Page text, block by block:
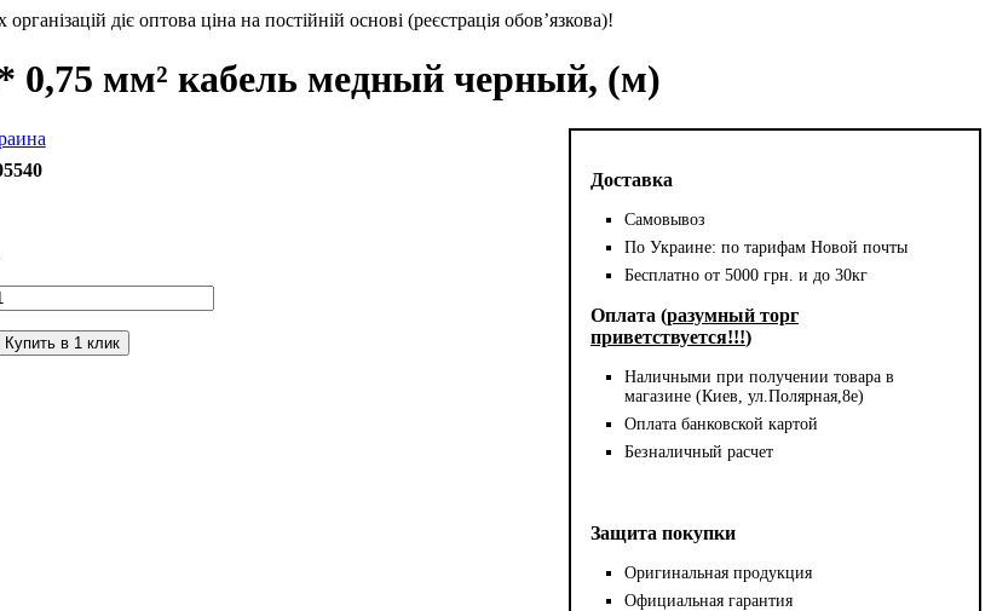
діє оптова ціна на постійній основі (реєстрація обов’язкова)!
мм² кабель медный черный, (м)
Доставка
Самовывоз
По Украине: по тарифам Новой почты
Бесплатно от 5000 грн. и до 30кг
Оплата (разумный торг
приветствуется!!!)
Наличными при получении товара в
магазине (Киев, ул.Полярная,8е)
Оплата банковской картой
Безналичный расчет
Защита покупки
Оригинальная продукция
Официальная гарантия
Купить в 1 клик